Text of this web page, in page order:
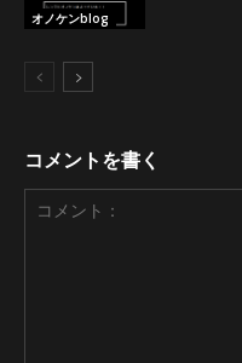
オノケンblog
コメントを書く